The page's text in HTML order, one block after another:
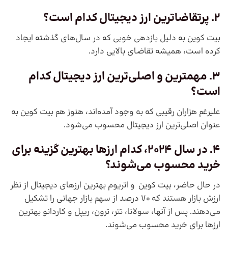
2. پرتقاضاترین ارز دیجیتال کدام است؟
بیت کوین به دلیل بازدهی خوبی که در سال‌های گذشته ایجاد
کرده است، همیشه تقاضای بالایی دارد.
3. مهمترین و اصلی‌ترین ارز دیجیتال کدام
است؟
علیرغم هزاران رقیبی که به وجود آمده‌اند، هنوز هم بیت کوین به
عنوان اصلی‌ترین ارز دیجیتال محسوب می‌شود.
4. در سال 2024، کدام ارزها بهترین گزینه برای
خرید محسوب می‌شوند؟
در حال حاضر، بیت کوین و اتریوم بهترین ارزهای دیجیتال از نظر
ارزش بازار هستند که 70 درصد از سهم بازار جهانی را تشکیل
می‌دهند. پس از آنها، سولانا، تتر، ترون، ریپل و کاردانو بهترین
ارزها برای خرید محسوب می‌شوند.